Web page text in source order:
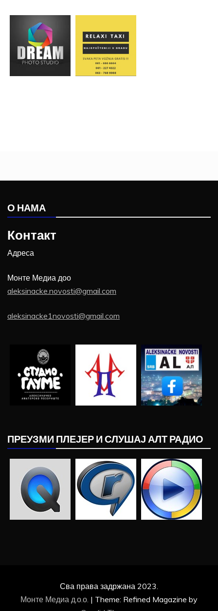
О НАМА
Контакт
Адреса
Монте Медиа доо
aleksinacke.novosti@gmail.com
aleksinacke1novosti@gmail.com
ПРЕУЗМИ ПЛЕЈЕР И СЛУШАЈ АЛТ РАДИО
Сва права задржана 2023.
Монте Медиа д.о.о. | Theme: Refined Magazine by